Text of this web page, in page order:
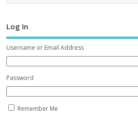
Log In
Username or Email Address
Password
Remember Me